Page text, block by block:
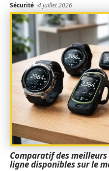
Sécurité 4 juillet 2026
Comparatif des
ligne disponibles sur le